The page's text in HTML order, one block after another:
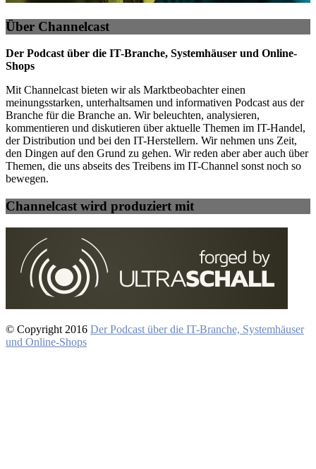
Über Channelcast
Der Podcast über die IT-Branche, Systemhäuser und Online-
Shops
Mit Channelcast bieten wir als Marktbeobachter einen
meinungsstarken, unterhaltsamen und informativen Podcast aus der
Branche für die Branche an. Wir beleuchten, analysieren,
kommentieren und diskutieren über aktuelle Themen im IT-Handel,
der Distribution und bei den IT-Herstellern. Wir nehmen uns Zeit,
den Dingen auf den Grund zu gehen. Wir reden aber aber auch über
Themen, die uns abseits des Treibens im IT-Channel sonst noch so
bewegen.
Channelcast wird produziert mit
© Copyright 2016 Der Podcast über die IT-Branche, Systemhäuser
und Online-Shops